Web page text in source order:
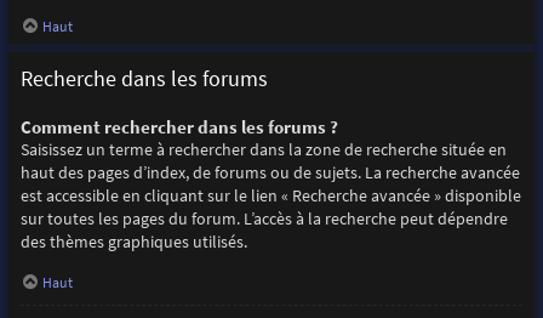
Haut
Recherche dans les forums
Comment rechercher dans les forums ?
Saisissez un terme à rechercher dans la zone de recherche située en
haut des pages d’index, de forums ou de sujets. La recherche avancée
est accessible en cliquant sur le lien « Recherche avancée » disponible
sur toutes les pages du forum. L’accès à la recherche peut dépendre
des thèmes graphiques utilisés.
Haut